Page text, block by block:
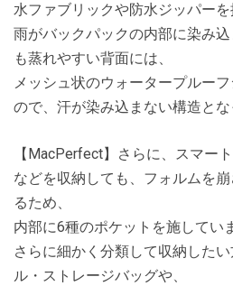
水ファブリックや防水ジッパーを
雨がバックパックの内部に染み
も蒸れやすい背面には、
メッシュ状のウォータープルー
ので、汗が染み込まない構造とな
【MacPerfect】さらに、スマー
などを収納しても、フォルムを
るため、
内部に6種のポケットを施してい
さらに細かく分類して収納した
ル・ストレージバッグや、